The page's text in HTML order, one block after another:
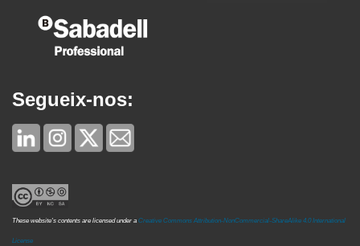
Segueix-nos:
These website's contents are licensed under a Creative Commons Attribution-NonCommercial-ShareAlike 4.0 International
License